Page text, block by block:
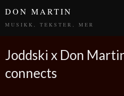
DON MARTIN
MUSIKK, TEKSTER, MER
Joddski x Don
connects